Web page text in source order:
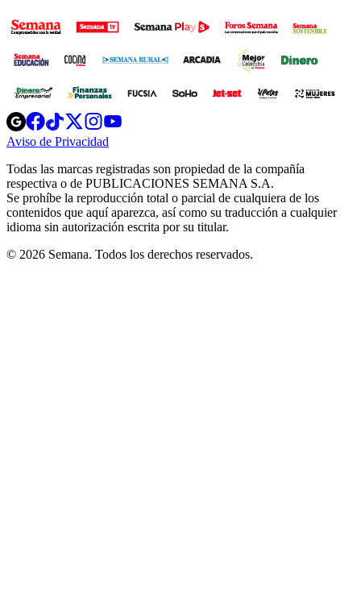
Opens
in
new
Opens
in
new
Opens
in
new
window
Opens
new
windowwindow
Aviso de Privacidad
new
window
Todas las marcas registradas son propiedad de la compañía
respectiva o de PUBLICACIONES SEMANA S.A.
Se prohíbe la reproducción total o parcial de cualquiera de los
contenidos que aquí aparezca, así como su traducción a cualquier
idioma sin autorización escrita por su titular.
© 2026 Semana. Todos los derechos reservados.